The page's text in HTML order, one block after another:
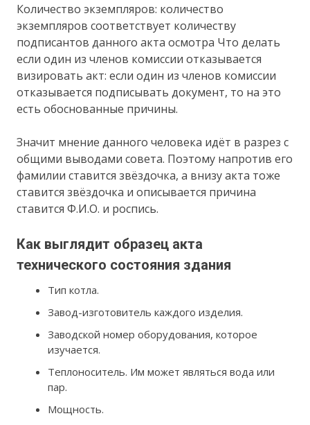
Количество экземпляров: количество
экземпляров соответствует количеству
подписантов данного акта осмотра Что делать
если один из членов комиссии отказывается
визировать акт: если один из членов комиссии
отказывается подписывать документ, то на это
есть обоснованные причины.
Значит мнение данного человека идёт в разрез с
общими выводами совета. Поэтому напротив его
фамилии ставится звёздочка, а внизу акта тоже
ставится звёздочка и описывается причина
ставится Ф.И.О. и роспись.
Как выглядит образец акта
технического состояния здания
Тип котла.
Завод-изготовитель каждого изделия.
Заводской номер оборудования, которое
изучается.
Теплоноситель. Им может являться вода или
пар.
Мощность.